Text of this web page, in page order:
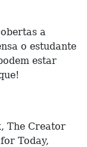
a
o estudante
estar
The Creator
Today,